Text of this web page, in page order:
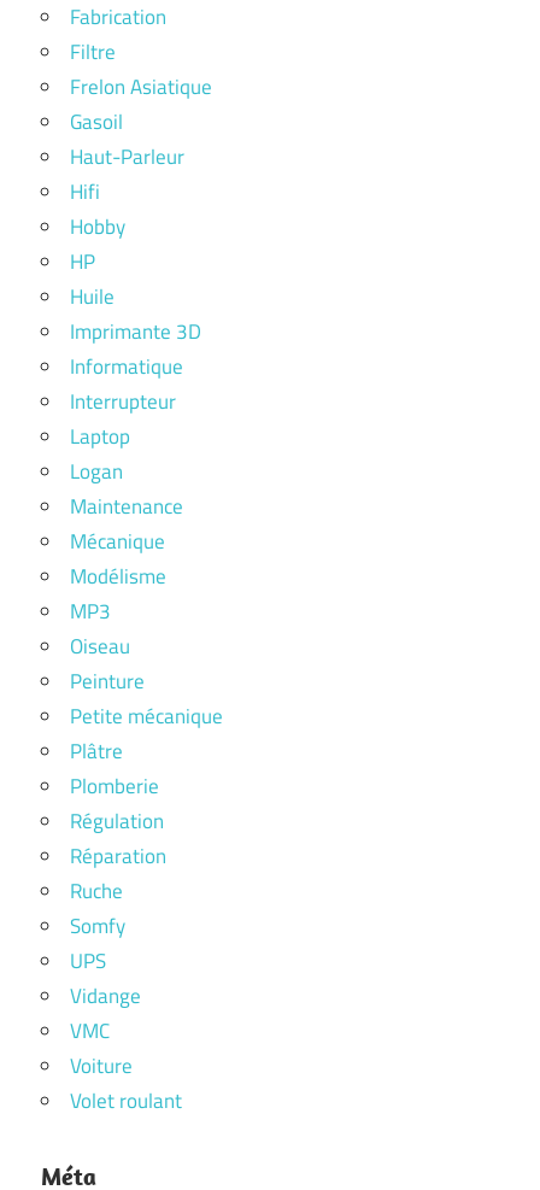
Fabrication
Filtre
Frelon Asiatique
Gasoil
Haut-Parleur
Hifi
Hobby
HP
Huile
Imprimante 3D
Informatique
Interrupteur
Laptop
Logan
Maintenance
Mécanique
Modélisme
MP3
Oiseau
Peinture
Petite mécanique
Plâtre
Plomberie
Régulation
Réparation
Ruche
Somfy
UPS
Vidange
VMC
Voiture
Volet roulant
Méta